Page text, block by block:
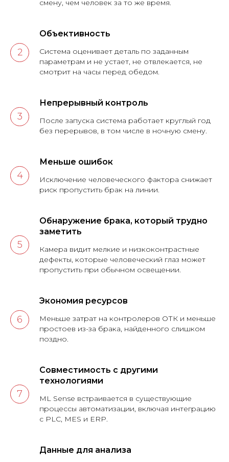
смену, чем человек за то же время.
Объективность
Система оценивает деталь по заданным
параметрам и не устает, не отвлекается, не
смотрит на часы перед обедом.
Непрерывный контроль
После запуска система работает круглый год
без перерывов, в том числе в ночную смену.
Меньше ошибок
Исключение человеческого фактора снижает
риск пропустить брак на линии.
Обнаружение брака, который трудно
заметить
Камера видит мелкие и низкоконтрастные
дефекты, которые человеческий глаз может
пропустить при обычном освещении.
Экономия ресурсов
Меньше затрат на контролеров ОТК и меньше
простоев из-за брака, найденного слишком
поздно.
Совместимость с другими
технологиями
ML Sense встраивается в существующие
процессы автоматизации, включая интеграцию
с PLC, MES и ERP.
Данные для анализа